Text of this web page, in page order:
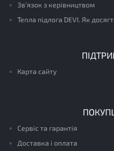
Зв’язок з керівництвом
Тепла підлога DEVI. Як
Карта сайту
Сервіс та гарантія
Доставка і оплата